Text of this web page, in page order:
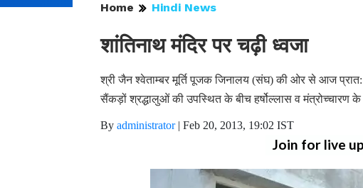
Home Hindi News
शांतिनाथ मंदिर पर चढ़ी ध्वजा
श्री जैन श्वेताम्बर मूर्ति पूजक जिनालय (संघ) की ओर से आज
सैंकड़ों श्रद्धालुओं की उपस्थित के बीच हर्षोल्लास व मंत्रोच्चारण के
By administrator| Feb 20, 2013, 19:02 IST
Join for live